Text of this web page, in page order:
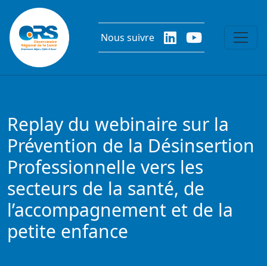
Aller au contenu principal
Nous suivre
Replay du webinaire sur la
Prévention de la Désinsertion
Professionnelle vers les
secteurs de la santé, de
l’accompagnement et de la
petite enfance